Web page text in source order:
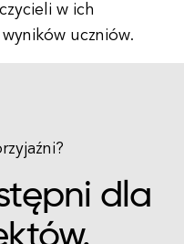
w ich
uczniów.
dla